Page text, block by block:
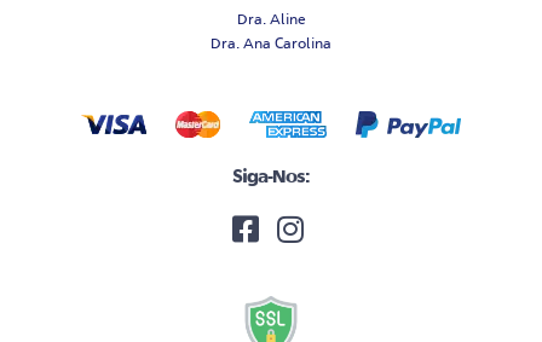
Dra. Aline
Dra. Ana Carolina
Siga-Nos: